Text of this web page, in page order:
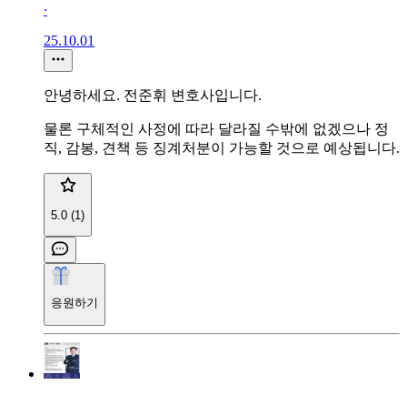
∙
25.10.01
안녕하세요. 전준휘 변호사입니다.
물론 구체적인 사정에 따라 달라질 수밖에 없겠으나 정
직, 감봉, 견책 등 징계처분이 가능할 것으로 예상됩니다.
5.0 (1)
응원하기